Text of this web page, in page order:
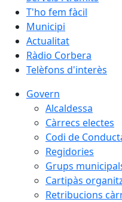
T'ho fem fàcil
Municipi
Actualitat
Ràdio Corbera
Telèfons d'interès
Govern
Alcaldessa
Càrrecs electes
Codi de
Regidories
Grups
Cartipàs
Retribucions